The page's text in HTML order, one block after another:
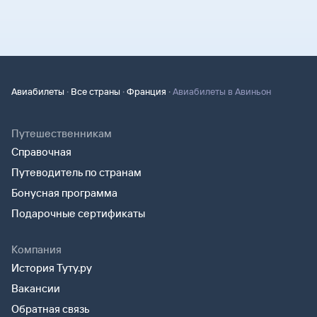
Авиабилеты · Все страны ·Франция ·Авиабилеты в Авиньон
Путешественникам
Справочная
Путеводитель по странам
Бонусная программа
Подарочные сертификаты
Компания
История Туту.ру
Вакансии
Обратная связь